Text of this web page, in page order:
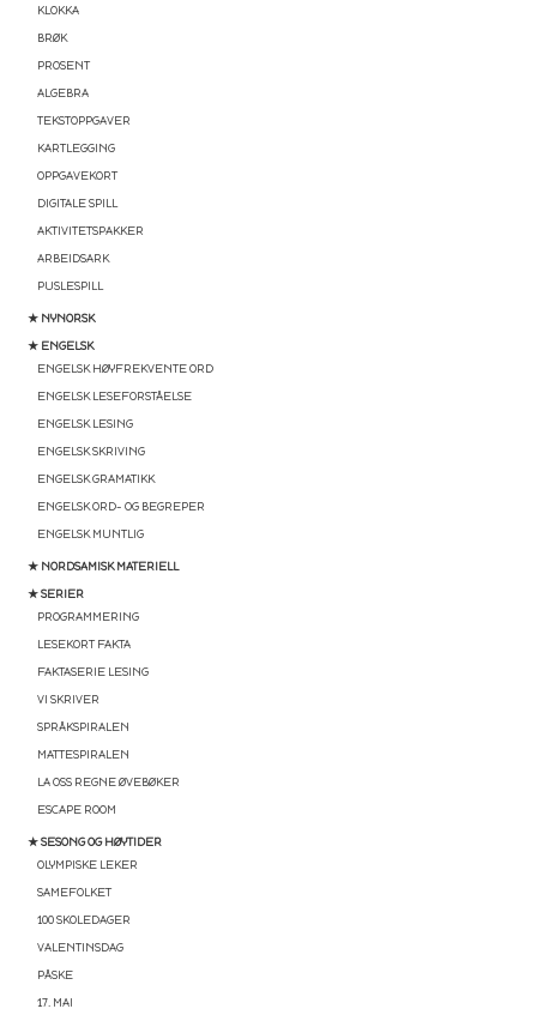
KLOKKA
BRØK
PROSENT
ALGEBRA
TEKSTOPPGAVER
KARTLEGGING
OPPGAVEKORT
DIGITALE SPILL
AKTIVITETSPAKKER
ARBEIDSARK
PUSLESPILL
★ NYNORSK
★ ENGELSK
ENGELSK HØYFREKVENTE ORD
ENGELSK LESEFORSTÅELSE
ENGELSK LESING
ENGELSK SKRIVING
ENGELSK GRAMATIKK
ENGELSK ORD- OG BEGREPER
ENGELSK MUNTLIG
★ NORDSAMISK MATERIELL
★ SERIER
PROGRAMMERING
LESEKORT FAKTA
FAKTASERIE LESING
VI SKRIVER
SPRÅKSPIRALEN
MATTESPIRALEN
LA OSS REGNE ØVEBØKER
ESCAPE ROOM
★ SESONG OG HØYTIDER
OLYMPISKE LEKER
SAMEFOLKET
100 SKOLEDAGER
VALENTINSDAG
PÅSKE
17. MAI